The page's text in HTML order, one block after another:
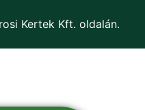
Kertek Kft. oldalán.